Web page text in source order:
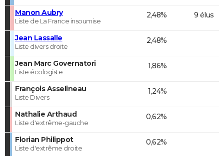
Manon Aubry
Liste de La France insoumise
2,48% 9 élus
Jean Lassalle
Liste divers droite
2,48%
Jean Marc Governatori
Liste écologiste
1,86%
François Asselineau
Liste Divers
1,24%
Nathalie Arthaud
Liste d'extrême-gauche
0,62%
Florian Philippot
Liste d'extrême droite
0,62%